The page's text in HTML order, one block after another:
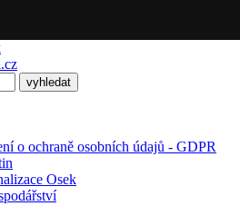
o ochraně osobních údajů - GDPR
Osek